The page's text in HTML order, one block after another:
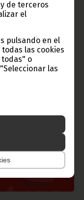
de terceros
el
pulsando en el
las cookies
todas" o
las
Ecuatorial